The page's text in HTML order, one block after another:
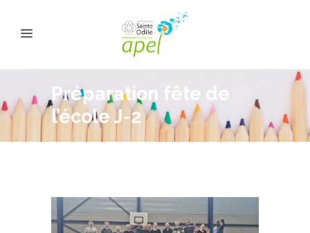
Préparation fête de
l’école J-2